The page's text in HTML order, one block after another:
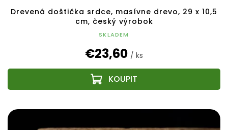
Drevená doštička srdce, masívne drevo, 29 x 10,5
cm, český výrobok
SKLADEM
€23,60 / ks